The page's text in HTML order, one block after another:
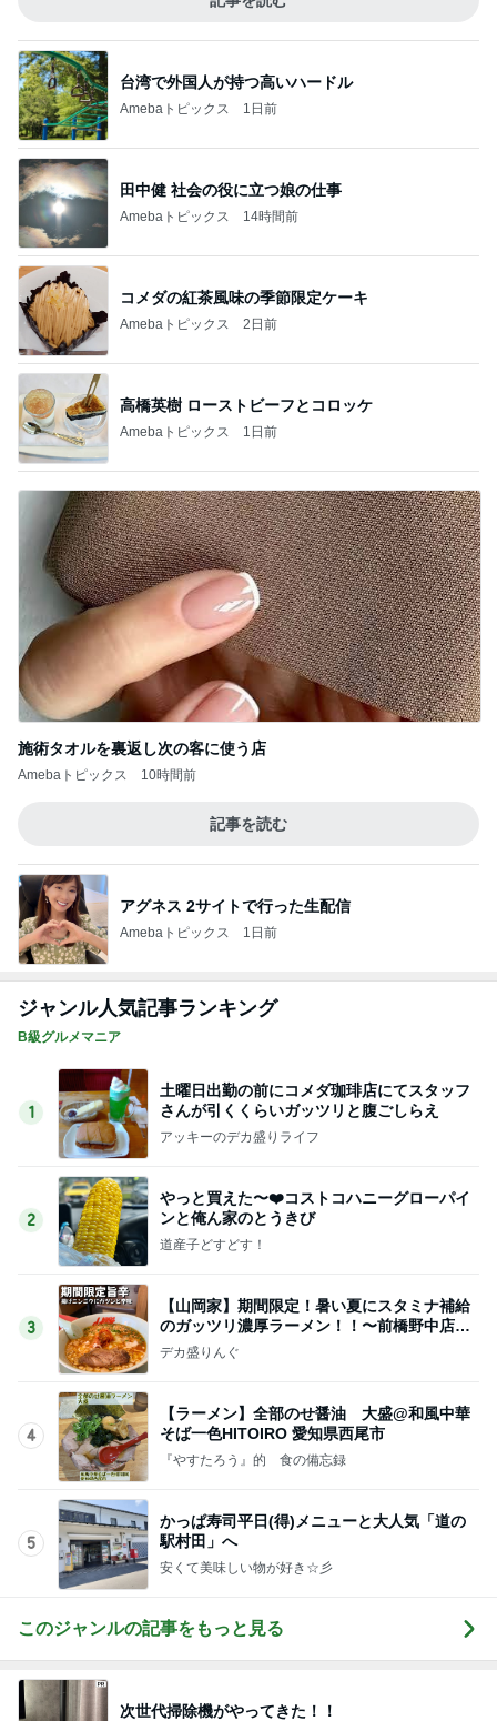
台湾で外国人が持つ高いハードル
Amebaトピックス 1日前
田中健 社会の役に立つ娘の仕事
Amebaトピックス 14時間前
コメダの紅茶風味の季節限定ケーキ
Amebaトピックス 2日前
高橋英樹 ローストビーフとコロッケ
Amebaトピックス 1日前
施術タオルを裏返し次の客に使う店
Amebaトピックス 10時間前
記事を読む
アグネス 2サイトで行った生配信
Amebaトピックス 1日前
ジャンル人気記事ランキング
B級グルメマニア
1
土曜日出勤の前にコメダ珈琲店にてスタッフ
さんが引くくらいガッツリと腹ごしらえ
アッキーのデカ盛りライフ
2
やっと買えた〜❤️コストコハニーグローパイ
ンと俺ん家のとうきび
道産子どすどす！
3
【山岡家】期間限定！暑い夏にスタミナ補給
のガッツリ濃厚ラーメン！！〜前橋野中店さ
ん〜
デカ盛りんぐ
4
【ラーメン】全部のせ醤油 大盛@和風中華
そば一色HITOIRO 愛知県西尾市
『やすたろう』的 食の備忘録
5
かっぱ寿司平日(得)メニューと大人気「道の
駅村田」へ
安くて美味しい物が好き☆彡
このジャンルの記事をもっと見る
次世代掃除機がやってきた！！